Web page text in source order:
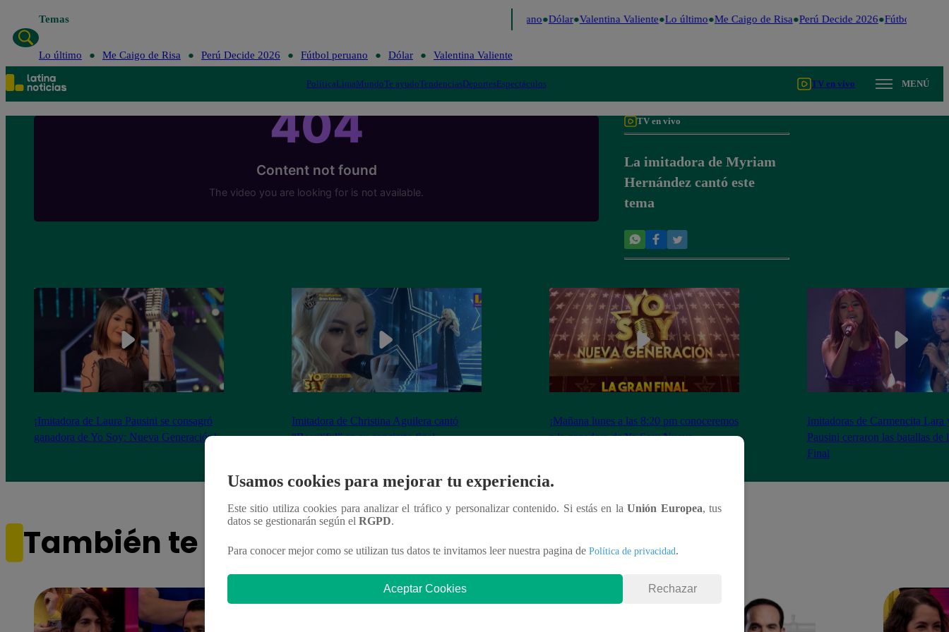
Temas Fútbol peruano Dólar Valentina Valiente Lo último Me Caigo de Risa Perú Decide 2026 Fútbol peruano
Lo último Me Caigo de Risa Perú Decide 2026 Fútbol peruano Dólar Valentina Valiente
PolíticaLimaMundoTe ayudoTendenciasDeportesEspectáculos TV en vivo MENÚ
TV en vivo
La imitadora de Myriam
Hernández cantó este
tema
¡Imitadora de Laura Pausini se consagró
ganadora de Yo Soy: Nueva Generación!
Imitadora de Christina Aguilera cantó
“Beautiful” en su concierto final
¡Mañana lunes a las 8:20 pm conoceremos
a la ganadora de Yo Soy: Nueva
Imitadoras de Carmencita Lara
Pausini cerraron las batallas de
Final
También te puede interesar
Usamos cookies para mejorar tu experiencia.
Este sitio utiliza cookies para analizar el tráfico y personalizar contenido. Si estás en laUnión Europea, tus
datos se gestionarán según el RGPD.
Para conocer mejor como se utilizan tus datos te invitamos leer nuestra pagina de Política de privacidad.
Aceptar Cookies Rechazar